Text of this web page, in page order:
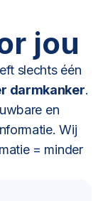
jou
slechts één
darmkanker.
en
Wij
= minder